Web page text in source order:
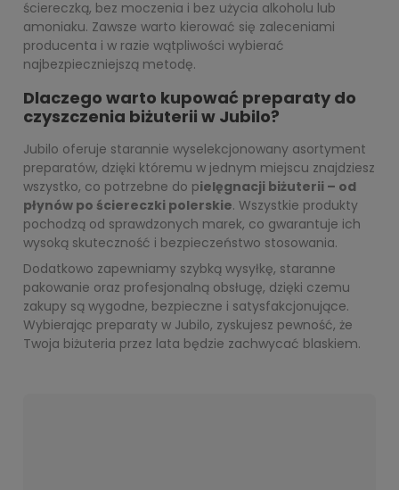
ściereczką, bez moczenia i bez użycia alkoholu lub
amoniaku. Zawsze warto kierować się zaleceniami
producenta i w razie wątpliwości wybierać
najbezpieczniejszą metodę.
Dlaczego warto kupować preparaty do
czyszczenia biżuterii w Jubilo?
Jubilo oferuje starannie wyselekcjonowany asortyment
preparatów, dzięki któremu w jednym miejscu znajdziesz
wszystko, co potrzebne do pielęgnacji biżuterii – od
płynów po ściereczki polerskie. Wszystkie produkty
pochodzą od sprawdzonych marek, co gwarantuje ich
wysoką skuteczność i bezpieczeństwo stosowania.
Dodatkowo zapewniamy szybką wysyłkę, staranne
pakowanie oraz profesjonalną obsługę, dzięki czemu
zakupy są wygodne, bezpieczne i satysfakcjonujące.
Wybierając preparaty w Jubilo, zyskujesz pewność, że
Twoja biżuteria przez lata będzie zachwycać blaskiem.